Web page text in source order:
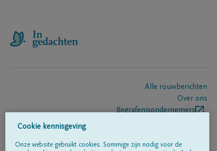
Alle rouwberichten
Over ons
Begrafenisondernemers
Cookie kennisgeving
Onze website gebruikt cookies. Sommige zijn nodig voor de